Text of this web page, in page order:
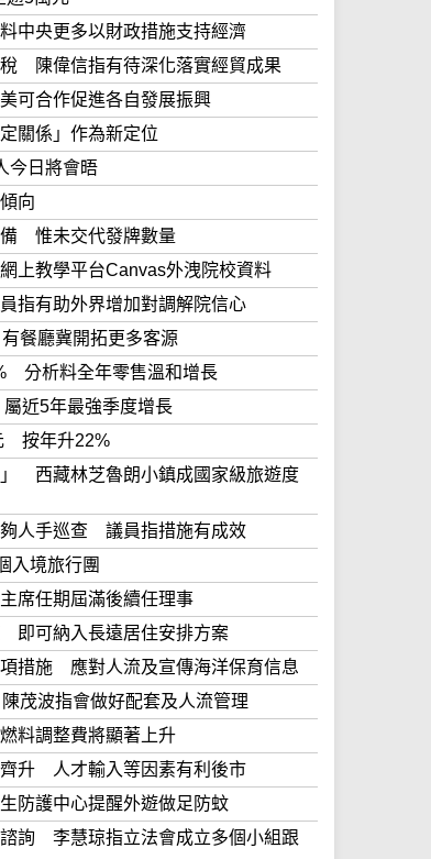
中央更多以財政措施支持經濟
陳偉信指有待深化落實經貿成果
可合作促進各自發展振興
關係」作為新定位
今日將會晤
向
備 惟未交代發牌數量
上教學平台Canvas外洩院校資料
指有助外界增加對調解院信心
餐廳冀開拓更多客源
分析料全年零售溫和增長
近5年最強季度增長
按年升22%
西藏林芝魯朗小鎮成國家級旅遊度
人手巡查 議員指措施有成效
入境旅行團
席任期屆滿後續任理事
即可納入長遠居住安排方案
措施 應對人流及宣傳海洋保育信息
茂波指會做好配套及人流管理
料調整費將顯著上升
升 人才輸入等因素有利後市
防護中心提醒外遊做足防蚊
詢 李慧琼指立法會成立多個小組跟